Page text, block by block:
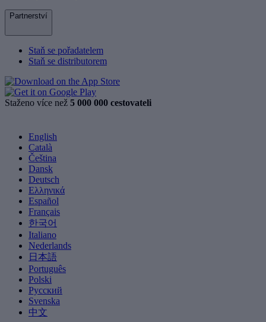
Partnerství
Staň se pořadatelem
Staň se distributorem
Staženo více než 5 000 000 cestovateli
English
Català
Čeština
Dansk
Deutsch
Ελληνικά
Español
Français
한국어
Italiano
Nederlands
日本語
Português
Polski
Русский
Svenska
中文